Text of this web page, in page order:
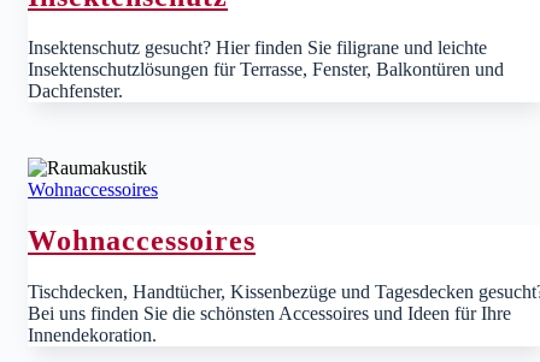
Insektenschutz gesucht? Hier finden Sie filigrane und leichte
Insektenschutzlösungen für Terrasse, Fenster, Balkontüren und
Dachfenster.
Wohnaccessoires
Wohnaccessoires
Tischdecken, Handtücher, Kissenbezüge und Tagesdecken
Bei uns finden Sie die schönsten Accessoires und Ideen für Ihre
Innendekoration.